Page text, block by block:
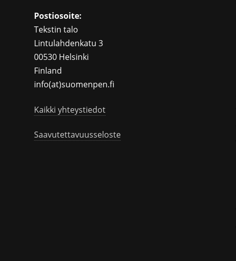
Postiosoite:
Tekstin talo
Lintulahdenkatu 3
00530 Helsinki
Finland
info(at)suomenpen.fi
Kaikki yhteystiedot
Saavutettavuusseloste